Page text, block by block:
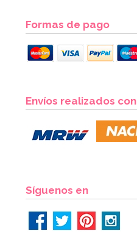
Formas de pago
Envíos realizados con
Síguenos en